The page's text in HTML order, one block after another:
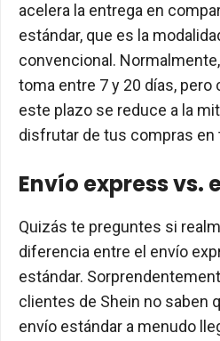
acelera la entrega en
estándar, que es la
convencional.
toma entre 7 y 20 días, pero
este plazo se reduce a la
disfrutar de tus compras en
Envío express vs.
Quizás te preguntes si
diferencia entre el envío
estándar.
clientes de Shein no saben
envío estándar a menudo